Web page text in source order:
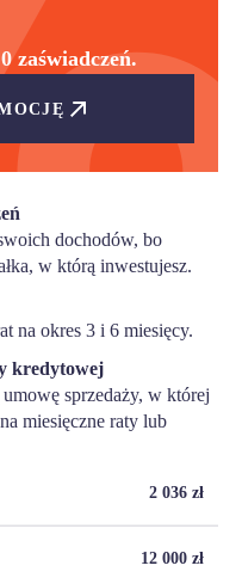
zaświadczeń.
dochodów, bo
w którą inwestujesz.
na okres 3 i 6 miesięcy.
kredytowej
sprzedaży, w której
miesięczne raty lub
2 036 zł
12 000 zł